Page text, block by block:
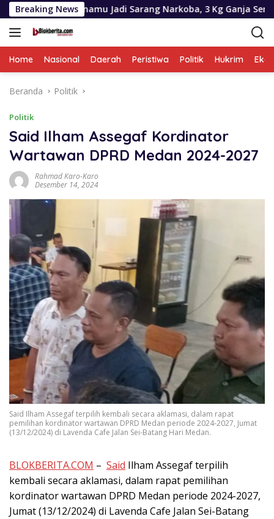
Langsung
ke
konten
Breaking News
Jadi Sarang Narkoba, 3 Kg Ganja Serta Sejumlah Paket
Home Nasional Daerah Peristiwa Politik Hukrim
Beranda Politik
Politik
Said Ilham Assegaf Kordinator
Wartawan DPRD Medan 2024-2027
Rahmad Karo-Karo
Desember 14, 2024
Said Ilham Assegaf terpilih kembali secara aklamasi, dalam rapat
pemilihan kordinator wartawan DPRD Medan periode 2024-2027, Jumat
(13/12/2024) di Lavenda Cafe Jalan Sei-Batang Hari Medan.
BLOKBERITA.COM – Said Ilham Assegaf terpilih
kembali secara aklamasi, dalam rapat pemilihan
kordinator wartawan DPRD Medan periode 2024-2027,
Jumat (13/12/2024) di Lavenda Cafe Jalan Sei-Batang